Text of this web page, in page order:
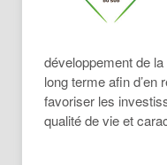
développement de
long terme afin d’en
favoriser les
qualité de vie et